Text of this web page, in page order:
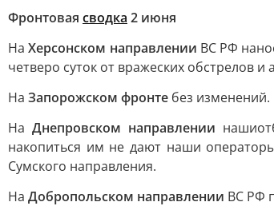
Фронтовая сводка 2 июня
НаХерсонском направлении ВС РФ
четверо суток от вражеских обстрелов
На Запорожском фронте без изменений.
На Днепровском направлении наши
накопиться им не дают наши
Сумского направления.
НаДобропольском направлении ВС РФ